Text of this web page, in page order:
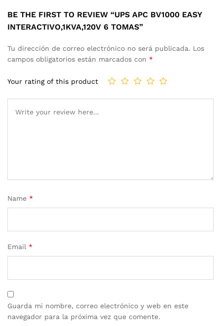
BE THE FIRST TO REVIEW “UPS APC BV1000 EASY
INTERACTIVO,1KVA,120V 6 TOMAS”
Tu dirección de correo electrónico no será publicada. Los
campos obligatorios están marcados con *
Your rating of this product
Name *
Email *
Guarda mi nombre, correo electrónico y web en este
navegador para la próxima vez que comente.